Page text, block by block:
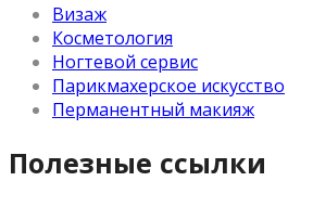
Визаж
Косметология
Ногтевой сервис
Парикмахерское искусство
Перманентный макияж
Полезные ссылки